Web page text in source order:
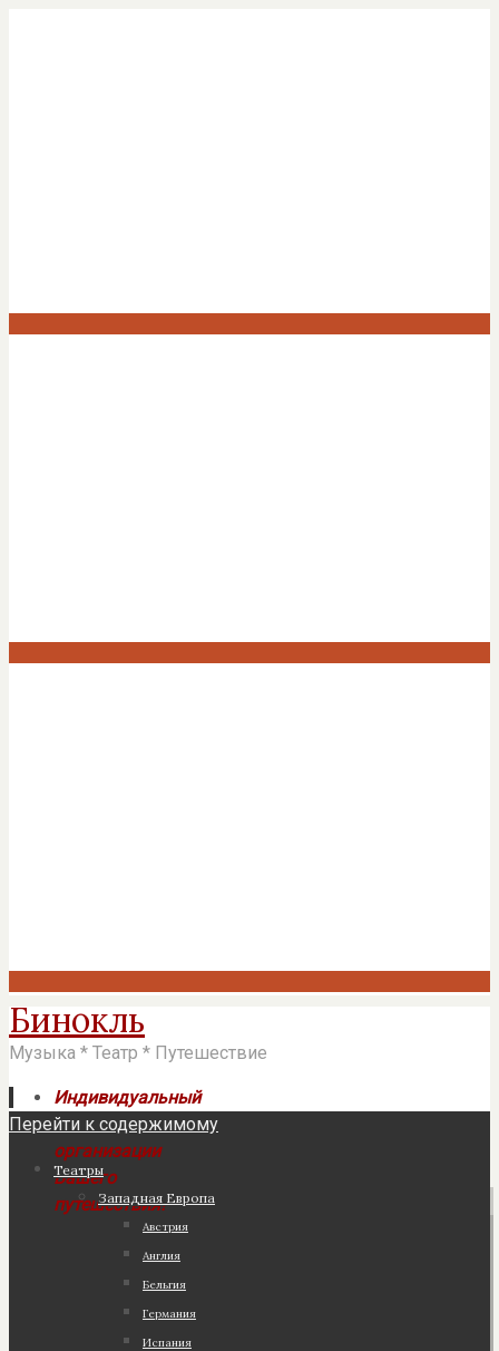
Бинокль
Музыка * Театр * Путешествие
Индивидуальный
подход к
организации
Вашего
путешествия!
Перейти к содержимому
Театры
Западная Европа
Австрия
Англия
Бельгия
Германия
Испания